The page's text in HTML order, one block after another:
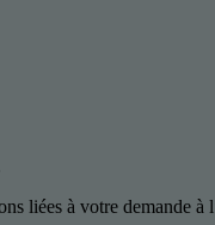
liées à votre demande à